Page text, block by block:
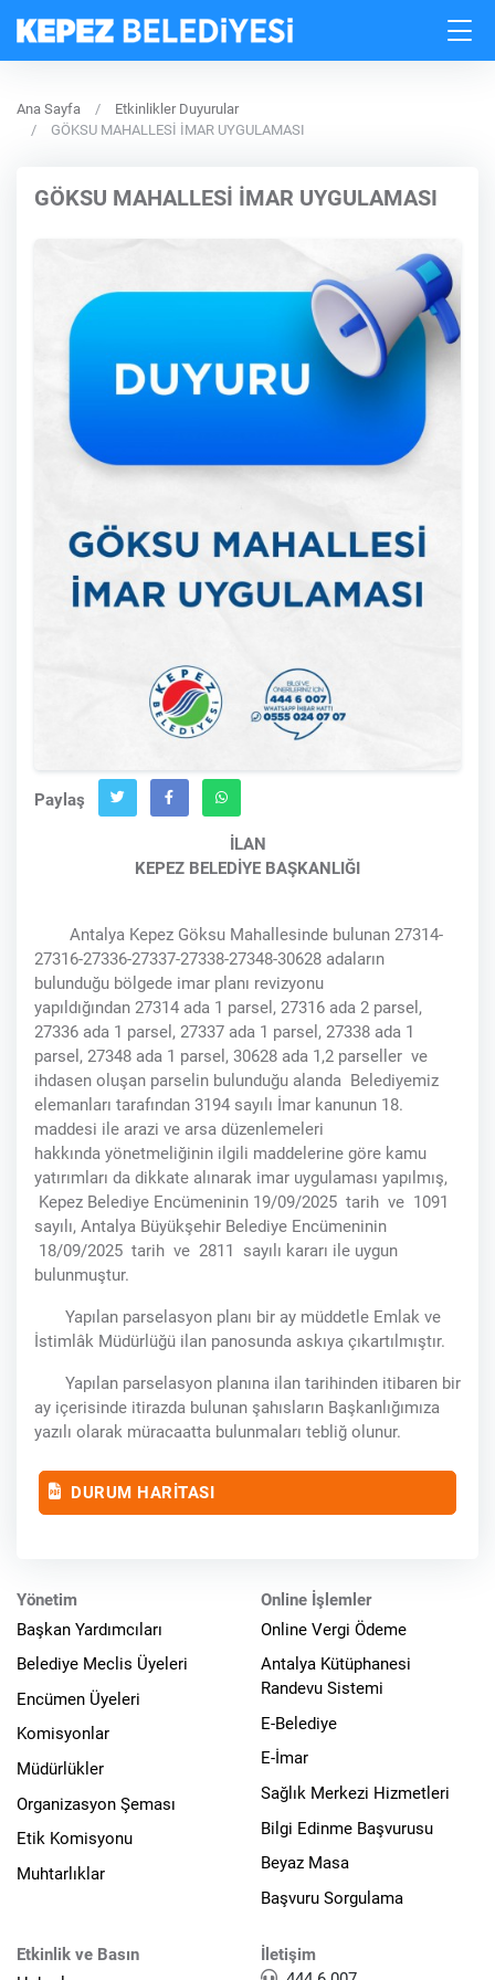
Ana Sayfa
Etkinlikler Duyurular
GÖKSU MAHALLESİ İMAR UYGULAMASI
GÖKSU MAHALLESİ İMAR UYGULAMASI
Paylaş
İLAN
KEPEZ BELEDİYE BAŞKANLIĞI
Antalya Kepez Göksu Mahallesinde bulunan 27314-
27316-27336-27337-27338-27348-30628 adaların
bulunduğu bölgede imar planı revizyonu
yapıldığından 27314 ada 1 parsel, 27316 ada 2 parsel,
27336 ada 1 parsel, 27337 ada 1 parsel, 27338 ada 1
parsel, 27348 ada 1 parsel, 30628 ada 1,2 parseller ve
ihdasen oluşan parselin bulunduğu alanda Belediyemiz
elemanları tarafından 3194 sayılı İmar kanunun 18.
maddesi ile arazi ve arsa düzenlemeleri
hakkında yönetmeliğinin ilgili maddelerine göre kamu
yatırımları da dikkate alınarak imar uygulaması yapılmış,
Kepez Belediye Encümeninin 19/09/2025 tarih ve 1091
sayılı, Antalya Büyükşehir Belediye Encümeninin
18/09/2025 tarih ve 2811 sayılı kararı ile uygun
bulunmuştur.
Yapılan parselasyon planı bir ay müddetle Emlak ve
İstimlâk Müdürlüğü ilan panosunda askıya çıkartılmıştır.
Yapılan parselasyon planına ilan tarihinden itibaren bir
ay içerisinde itirazda bulunan şahısların Başkanlığımıza
yazılı olarak müracaatta bulunmaları tebliğ olunur.
DURUM HARİTASI
Yönetim
Başkan Yardımcıları
Belediye Meclis Üyeleri
Encümen Üyeleri
Komisyonlar
Müdürlükler
Organizasyon Şeması
Etik Komisyonu
Muhtarlıklar
Online İşlemler
Online Vergi Ödeme
Antalya Kütüphanesi
Randevu Sistemi
E-Belediye
E-İmar
Sağlık Merkezi Hizmetleri
Bilgi Edinme Başvurusu
Beyaz Masa
Başvuru Sorgulama
Etkinlik ve Basın
İletişim